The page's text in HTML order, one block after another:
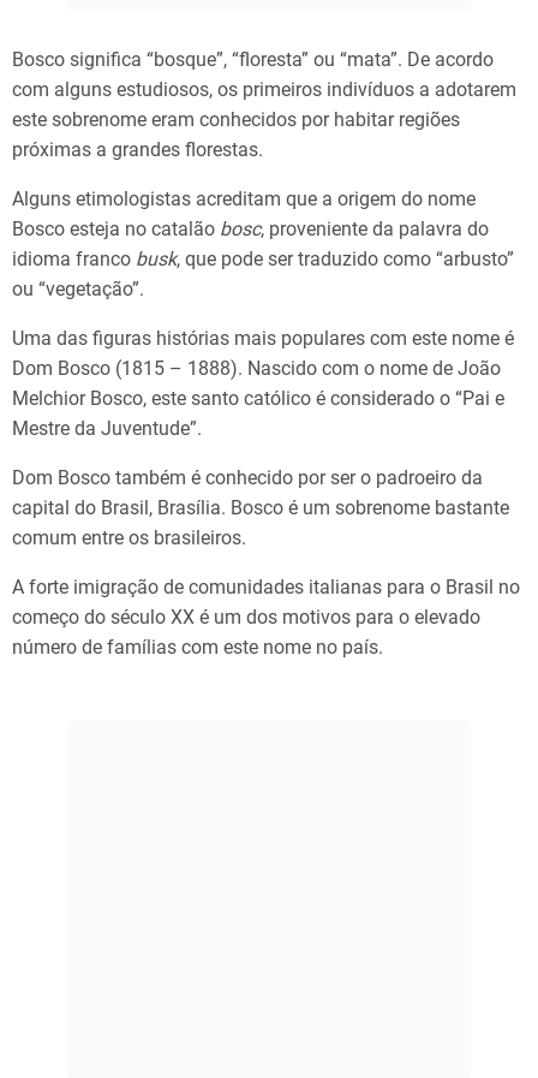
Bosco significa “bosque”, “floresta” ou “mata”. De acordo
com alguns estudiosos, os primeiros indivíduos a adotarem
este sobrenome eram conhecidos por habitar regiões
próximas a grandes florestas.
Alguns etimologistas acreditam que a origem do nome
Bosco esteja no catalão bosc, proveniente da palavra do
idioma franco busk, que pode ser traduzido como “arbusto”
ou “vegetação”.
Uma das figuras histórias mais populares com este nome é
Dom Bosco (1815 – 1888). Nascido com o nome de João
Melchior Bosco, este santo católico é considerado o “Pai e
Mestre da Juventude”.
Dom Bosco também é conhecido por ser o padroeiro da
capital do Brasil, Brasília. Bosco é um sobrenome bastante
comum entre os brasileiros.
A forte imigração de comunidades italianas para o Brasil no
começo do século XX é um dos motivos para o elevado
número de famílias com este nome no país.